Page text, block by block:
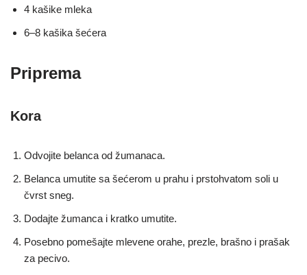
4 kašike mleka
6–8 kašika šećera
Priprema
Kora
Odvojite belanca od žumanaca.
Belanca umutite sa šećerom u prahu i prstohvatom soli u
čvrst sneg.
Dodajte žumanca i kratko umutite.
Posebno pomešajte mlevene orahe, prezle, brašno i prašak
za pecivo.